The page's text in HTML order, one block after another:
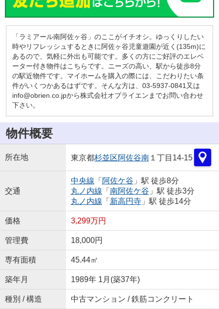
「ラミアール南阿佐ヶ谷」のここがイチオシ。ゆっくりしたい
時やリフレッシュするときに阿佐ヶ谷児童遊園が近く(135m)に
あるので、気軽に外出も可能です。多くの方にご好評のエレベ
ーター付き物件はこちらです。ニーズの高い、駅から徒歩8分
の駅近物件です。マイホームを購入の際には、こだわりたい条
件がいくつかあるはずです。そんな方は、03-5937-0841又は
info@obrien.co.jpから株式会社オブライエンまでお問い合わせ
下さい。
物件概要
所在地 東京都杉並区阿佐谷南１丁目14-15
交通
中央線 「 阿佐ケ谷 」駅 徒歩8分
丸ノ内線 「 南阿佐ケ谷 」駅 徒歩3分
丸ノ内線 「 新高円寺」駅 徒歩14分
価格 3,299万円
管理費 18,000円
専有面積 45.44㎡
築年月 1989年 1月(築37年)
種別 / 構造 中古マンション / 鉄筋コンクリート